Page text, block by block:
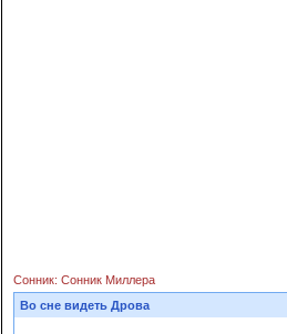
Сонник: Сонник Миллера
Во сне видеть Дрова